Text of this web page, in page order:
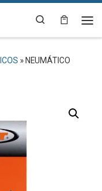
Search
» NEUMÁTICO